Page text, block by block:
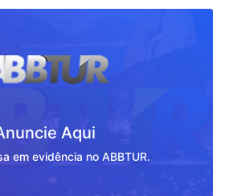
Aqui
em evidência no ABBTUR.